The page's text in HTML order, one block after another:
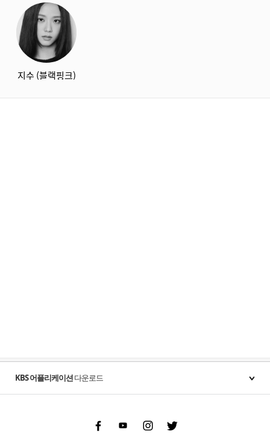
지수 (블랙핑크)
KBS 어플리케이션다운로드
FacebookYoutubeInstgram Twitter